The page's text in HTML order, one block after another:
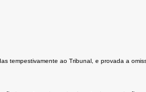
ao Tribunal, e provada a